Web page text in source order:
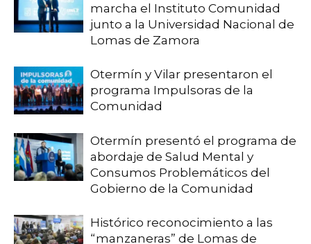
marcha el Instituto Comunidad
junto a la Universidad Nacional de
Lomas de Zamora
Otermín y Vilar presentaron el
programa Impulsoras de la
Comunidad
Otermín presentó el programa de
abordaje de Salud Mental y
Consumos Problemáticos del
Gobierno de la Comunidad
Histórico reconocimiento a las
“manzaneras” de Lomas de